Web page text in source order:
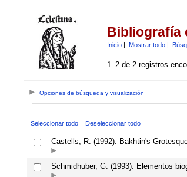
Bibliografía
Inicio| Mostrar todo|
1–2 de 2 registros
Opciones de búsqueda y visualización
Seleccionar todo Deseleccionar todo
Castells, R. (1992). Bakhtin's
Schmidhuber, G. (1993). Elementos